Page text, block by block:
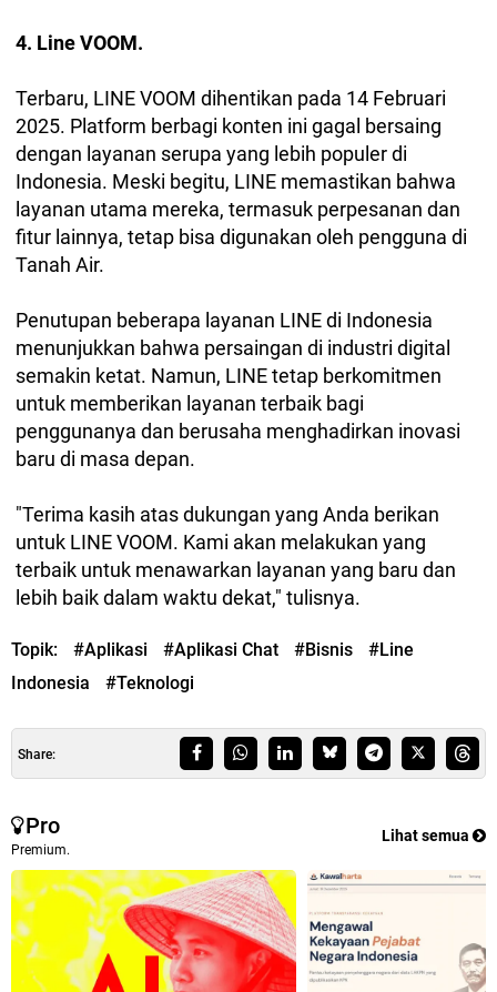
4. Line VOOM.
Terbaru, LINE VOOM dihentikan pada 14 Februari
2025. Platform berbagi konten ini gagal bersaing
dengan layanan serupa yang lebih populer di
Indonesia. Meski begitu, LINE memastikan bahwa
layanan utama mereka, termasuk perpesanan dan
fitur lainnya, tetap bisa digunakan oleh pengguna di
Tanah Air.
Penutupan beberapa layanan LINE di Indonesia
menunjukkan bahwa persaingan di industri digital
semakin ketat. Namun, LINE tetap berkomitmen
untuk memberikan layanan terbaik bagi
penggunanya dan berusaha menghadirkan inovasi
baru di masa depan.
"Terima kasih atas dukungan yang Anda berikan
untuk LINE VOOM. Kami akan melakukan yang
terbaik untuk menawarkan layanan yang baru dan
lebih baik dalam waktu dekat," tulisnya.
Topik: #Aplikasi #Aplikasi Chat #Bisnis
#Line
Indonesia
#Teknologi
Share:
Pro
Premium.
Lihat semua